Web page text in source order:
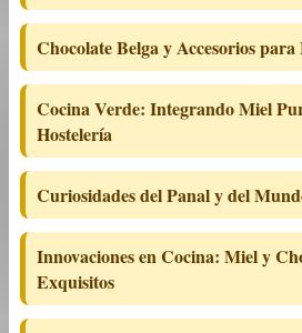
Chocolate Belga y Accesorios para
Cocina Verde: Integrando Miel
Hostelería
Curiosidades del Panal y del
Innovaciones en Cocina: Miel y
Exquisitos